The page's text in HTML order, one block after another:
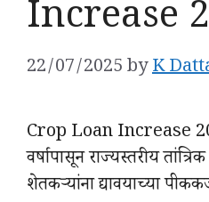
Increase
22/07/2025byK
Crop Loan Increase
वर्षापासून राज्यस्तरीय
शेतकऱ्यांना द्यावयाच्या